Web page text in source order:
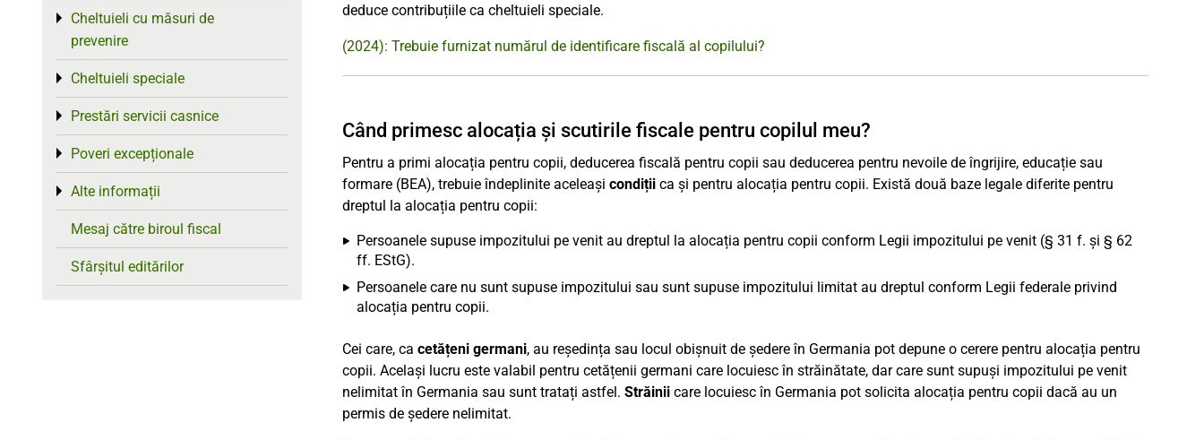
deduce contribuțiile ca cheltuieli speciale.
(2024): Trebuie furnizat numărul de identificare fiscală al copilului?
Când primesc alocația și scutirile fiscale pentru copilul meu?
Pentru a primi alocația pentru copii, deducerea fiscală pentru copii sau deducerea pentru nevoile de îngrijire, educație sau
formare (BEA), trebuie îndeplinite aceleași condiții ca și pentru alocația pentru copii. Există două baze legale diferite pentru
dreptul la alocația pentru copii:
Persoanele supuse impozitului pe venit au dreptul la alocația pentru copii conform Legii impozitului pe venit (§ 31 f. și § 62
ff. EStG).
Persoanele care nu sunt supuse impozitului sau sunt supuse impozitului limitat au dreptul conform Legii federale privind
alocația pentru copii.
Cei care, ca cetățeni germani, au reședința sau locul obișnuit de ședere în Germania pot depune o cerere pentru alocația pentru
copii. Același lucru este valabil pentru cetățenii germani care locuiesc în străinătate, dar care sunt supuși impozitului pe venit
nelimitat în Germania sau sunt tratați astfel. Străinii care locuiesc în Germania pot solicita alocația pentru copii dacă au un
permis de ședere nelimitat.
Cheltuieli cu măsuri de
prevenire
Toggle menu
Cheltuieli speciale
Toggle menu
Prestări servicii casnice
Toggle menu
Poveri excepționale
Toggle menu
Alte informații
Toggle menu
Mesaj către biroul fiscal
Sfârșitul editărilor